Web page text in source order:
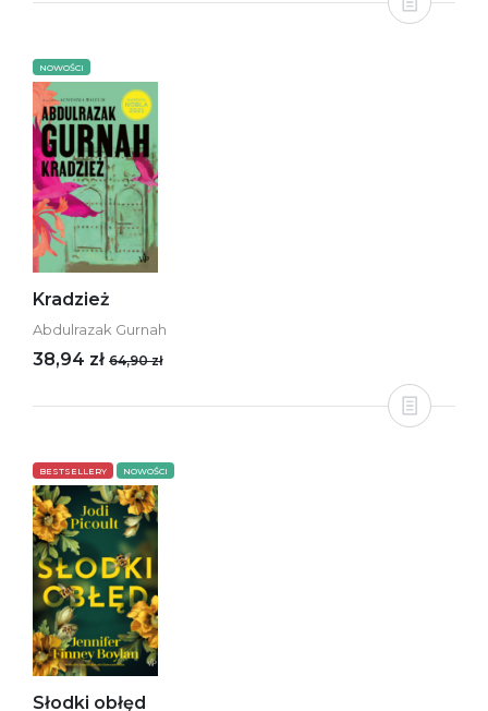
NOWOŚCI
Kradzież
Abdulrazak Gurnah
38,94 zł 64,90 zł
BESTSELLERY NOWOŚCI
Słodki obłęd